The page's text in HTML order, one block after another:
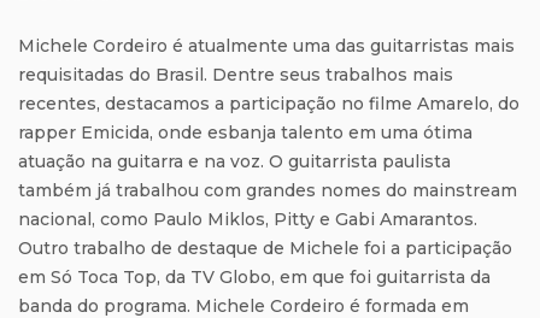
Michele Cordeiro é atualmente uma das guitarristas mais
requisitadas do Brasil. Dentre seus trabalhos mais
recentes, destacamos a participação no filme Amarelo, do
rapper Emicida, onde esbanja talento em uma ótima
atuação na guitarra e na voz. O guitarrista paulista
também já trabalhou com grandes nomes do mainstream
nacional, como Paulo Miklos, Pitty e Gabi Amarantos.
Outro trabalho de destaque de Michele foi a participação
em Só Toca Top, da TV Globo, em que foi guitarrista da
banda do programa. Michele Cordeiro é formada em